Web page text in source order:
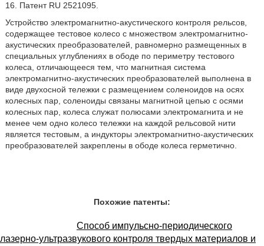
16. Патент RU 2521095.
Устройство электромагнитно-акустического контроля рельсов,
содержащее тестовое колесо с множеством электромагнитно-
акустических преобразователей, равномерно размещенных в
специальных углублениях в ободе по периметру тестового
колеса, отличающееся тем, что магнитная система
электромагнитно-акустических преобразователей выполнена в
виде двухосной тележки с размещением соленоидов на осях
колесных пар, соленоиды связаны магнитной цепью с осями
колесных пар, колеса служат полюсами электромагнита и не
менее чем одно колесо тележки на каждой рельсовой нити
является тестовым, а индукторы электромагнитно-акустических
преобразователей закреплены в ободе колеса герметично.
Похожие патенты:
Способ импульсно-периодического
лазерно-ультразвукового контроля твердых материалов и